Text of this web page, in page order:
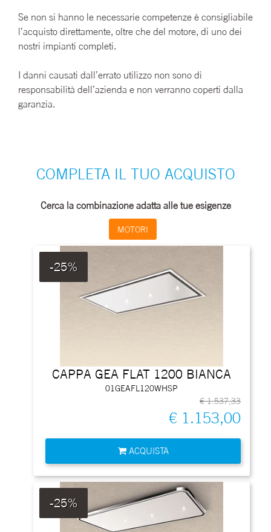
Se non si hanno le necessarie competenze è consigliabile
l’acquisto direttamente, oltre che del motore, di uno dei
nostri impianti completi.
I danni causati dall’errato utilizzo non sono di
responsabilità dell’azienda e non verranno coperti dalla
garanzia.
COMPLETA IL TUO ACQUISTO
Cerca la combinazione adatta alle tue esigenze
MOTORI
-25%
CAPPA GEA FLAT 1200 BIANCA
01GEAFL120WHSP
€ 1.537,33
€ 1.153,00
ACQUISTA
-25%